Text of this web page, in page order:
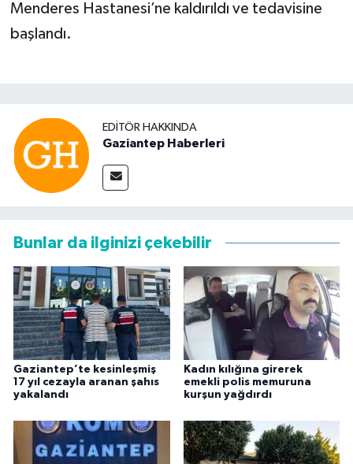
Menderes Hastanesi’ne kaldırıldı ve tedavisine
başlandı.
EDITÖR HAKKINDA
Gaziantep Haberleri
Bunlar da ilginizi çekebilir
Gaziantep’te kesinleşmiş
17 yıl cezayla aranan şahıs
yakalandı
Kadın kılığına girerek
emekli polis memuruna
kurşun yağdırdı